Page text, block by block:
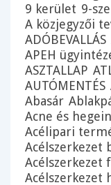
9 kerület 9-
A közjegyzői
ADÓBEVALLÁS
APEH
ASZTALLAP
AUTÓMENTÉS
Abasár
Acne és
Acélipari
Acélszerkezet
Acélszerkezet
Acélszerkezet